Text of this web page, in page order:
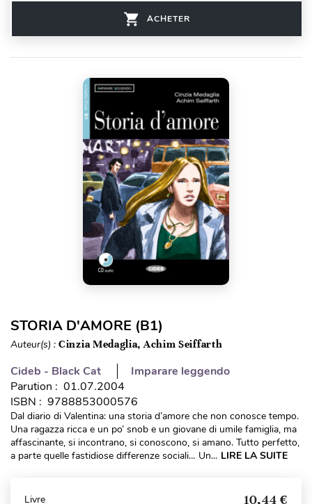
ACHETER
STORIA D'AMORE (B1)
Auteur(s) : Cinzia Medaglia, Achim Seiffarth
Cideb - Black Cat
Imparare leggendo
Parution : 01.07.2004
ISBN : 9788853000576
Dal diario di Valentina: una storia d’amore che non conosce tempo.
Una ragazza ricca e un po’ snob e un giovane di umile famiglia, ma
affascinante, si incontrano, si conoscono, si amano. Tutto perfetto,
a parte quelle fastidiose differenze sociali… Un... LIRE LA SUITE
Livre 10,44 €